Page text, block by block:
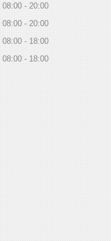
08:00
20:00
08:00
20:00
08:00
18:00
08:00 18:00